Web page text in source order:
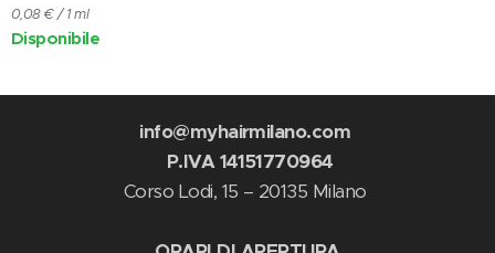
0,08 € / 1 ml
Disponibile
info@myhairmilano.com
P.IVA 14151770964
Corso Lodi, 15 – 20135 Milano